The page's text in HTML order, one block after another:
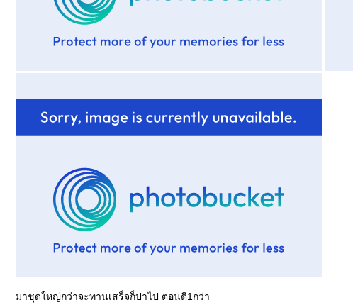
มาชุดใหญ่กว่าจะทานเสร็จก็ปาไป ตอนตี1กว่า